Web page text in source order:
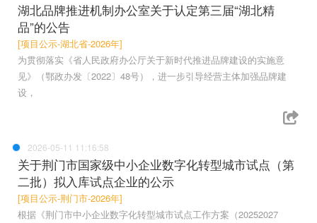
湖北品牌推进机制办公室关于认定第三届“湖北精
品”的公告
[项目公示-湖北省-2026年]
为贯彻落实《省人民政府办公厅关于新时代推进品牌建设的实施意
见》（鄂政办发〔2022〕48号），进一步引导经营主体加强品牌建
设，
2026-05-11 11:16:58
关于荆门市国家级中小企业数字化转型城市试点（第
二批）拟入库试点企业的公示
[项目公示-荆门市-2026年]
根据《荆门市中小企业数字化转型城市试点工作方案（20252027